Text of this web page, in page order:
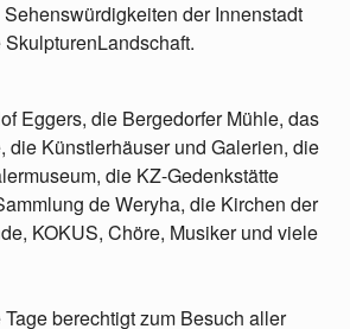
der Innenstadt
Eggers, die Bergedorfer Mühle, das
die Künstlerhäuser und Galerien, die
die KZ-Gedenkstätte
de Weryha, die Kirchen der
KOKUS, Chöre, Musiker und viele
berechtigt zum Besuch aller